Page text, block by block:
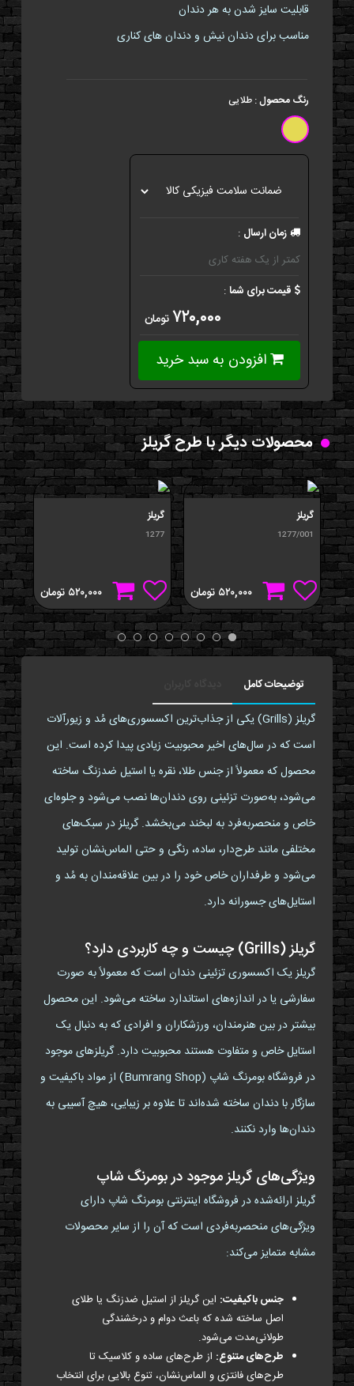
قابلیت سایز شدن به هر دندان
مناسب برای دندان نیش و دندان های کناری
رنگ محصول: طلایی
زمان ارسال :
کمتر از یک هفته کاری
قیمت برای شما:
۷۲۰,۰۰۰تومان
افزودن به سبد خرید
محصولات دیگر با طرح گریلز
گریلز
1277/001
۵۲۰,۰۰۰ تومان
گریلز
1277
۵۲۰,۰۰۰ تومان
توضیحات کامل
گریلز (Grills) یکی از جذاب‌ترین اکسسوری‌های مُد و زیورآلات
است که در سال‌های اخیر محبوبیت زیادی پیدا کرده است. این
محصول که معمولاً از جنس طلا، نقره یا استیل ضدزنگ ساخته
می‌شود، به‌صورت تزئینی روی دندان‌ها نصب می‌شود و جلوه‌ای
خاص و منحصر‌به‌فرد به لبخند می‌بخشد. گریلز در سبک‌های
مختلفی مانند طرح‌دار، ساده، رنگی و حتی الماس‌نشان تولید
می‌شود و طرفداران خاص خود را در بین علاقه‌مندان به مُد و
استایل‌های جسورانه دارد.
گریلز (Grills) چیست و چه کاربردی دارد؟
گریلز یک اکسسوری تزئینی دندان است که معمولاً به صورت
سفارشی یا در اندازه‌های استاندارد ساخته می‌شود. این محصول
بیشتر در بین هنرمندان، ورزشکاران و افرادی که به دنبال یک
استایل خاص و متفاوت هستند محبوبیت دارد. گریلزهای موجود
در فروشگاه بومرنگ شاپ (Bumrang Shop) از مواد باکیفیت و
سازگار با دندان ساخته شده‌اند تا علاوه بر زیبایی، هیچ آسیبی به
دندان‌ها وارد نکنند.
ویژگی‌های گریلز موجود در بومرنگ شاپ
گریلز ارائه‌شده در فروشگاه اینترنتی بومرنگ شاپ دارای
ویژگی‌های منحصر‌به‌فردی است که آن را از سایر محصولات
مشابه متمایز می‌کند:
جنس باکیفیت: این گریلز از استیل ضدزنگ یا طلای
اصل ساخته شده که باعث دوام و درخشندگی
طولانی‌مدت می‌شود.
طرح‌های متنوع: از طرح‌های ساده و کلاسیک تا
طرح‌های فانتزی و الماس‌نشان، تنوع بالایی برای انتخاب